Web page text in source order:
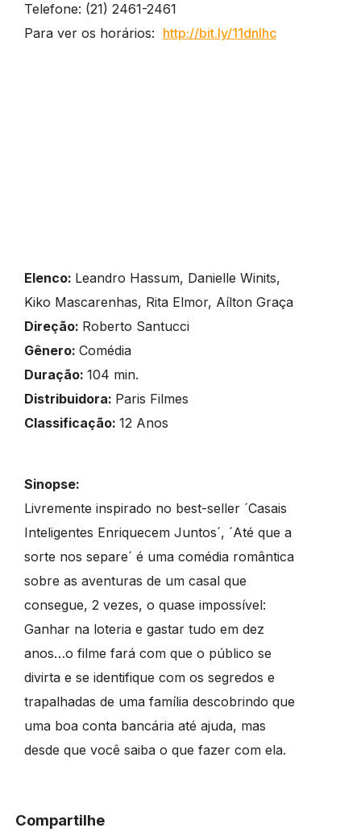
Telefone: (21) 2461-2461
Para ver os horários: http://bit.ly/11dnlhc
Elenco: Leandro Hassum, Danielle Winits,
Kiko Mascarenhas, Rita Elmor, Aílton Graça
Direção: Roberto Santucci
Gênero: Comédia
Duração: 104 min.
Distribuidora: Paris Filmes
Classificação: 12 Anos
Sinopse:
Livremente inspirado no best-seller ´Casais
Inteligentes Enriquecem Juntos´, ´Até que a
sorte nos separe´ é uma comédia romântica
sobre as aventuras de um casal que
consegue, 2 vezes, o quase impossível:
Ganhar na loteria e gastar tudo em dez
anos…o filme fará com que o público se
divirta e se identifique com os segredos e
trapalhadas de uma família descobrindo que
uma boa conta bancária até ajuda, mas
desde que você saiba o que fazer com ela.
Compartilhe